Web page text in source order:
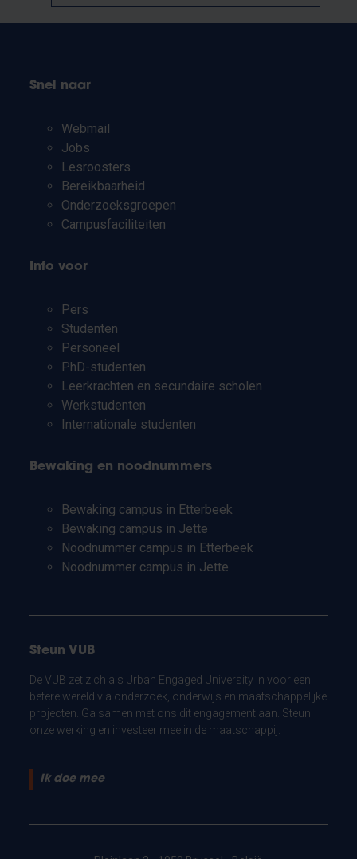
Snel naar
Webmail
Jobs
Lesroosters
Bereikbaarheid
Onderzoeksgroepen
Campusfaciliteiten
Info voor
Pers
Studenten
Personeel
PhD-studenten
Leerkrachten en secundaire scholen
Werkstudenten
Internationale studenten
Bewaking en noodnummers
Bewaking campus in Etterbeek
Bewaking campus in Jette
Noodnummer campus in Etterbeek
Noodnummer campus in Jette
Steun VUB
De VUB zet zich als Urban Engaged University in voor een
betere wereld via onderzoek, onderwijs en maatschappelijke
projecten. Ga samen met ons dit engagement aan. Steun
onze werking en investeer mee in de maatschappij.
Ik doe mee